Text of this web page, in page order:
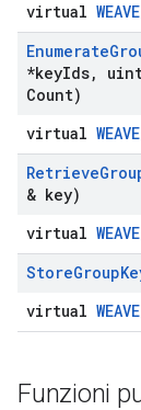
virtual
Enumerate
*keyIds,
Count)
virtual
Retrieve
& key)
virtual
StoreGroup
virtual
Funzioni